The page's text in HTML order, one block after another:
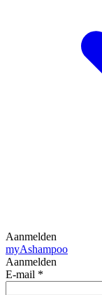
Aanmelden
myAshampoo
Aanmelden
E-mail *